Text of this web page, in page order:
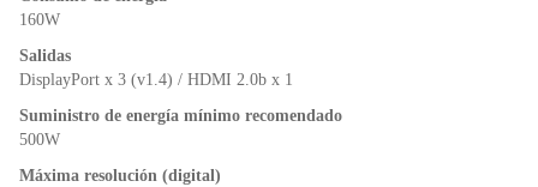
160W
Salidas
DisplayPort x 3 (v1.4) / HDMI 2.0b x 1
Suministro de energía mínimo recomendado
500W
Máxima resolución (digital)